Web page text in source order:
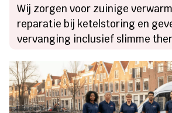
Wij zorgen voor zuinige
reparatie bij ketelstoring en
vervanging inclusief slimme